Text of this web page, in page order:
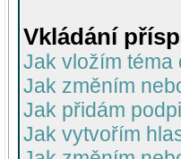
Vkládání
Jak vložím téma
Jak změním
Jak přidám
Jak vytvořím